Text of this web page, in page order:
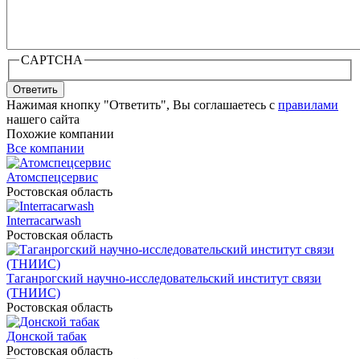
CAPTCHA
Ответить
Нажимая кнопку "Ответить", Вы соглашаетесь с правилами
нашего сайта
Похожие компании
Все компании
Атомспецсервис
Ростовская область
Interracarwash
Ростовская область
Таганрогский научно-исследовательский институт связи
(ТНИИС)
Ростовская область
Донской табак
Ростовская область